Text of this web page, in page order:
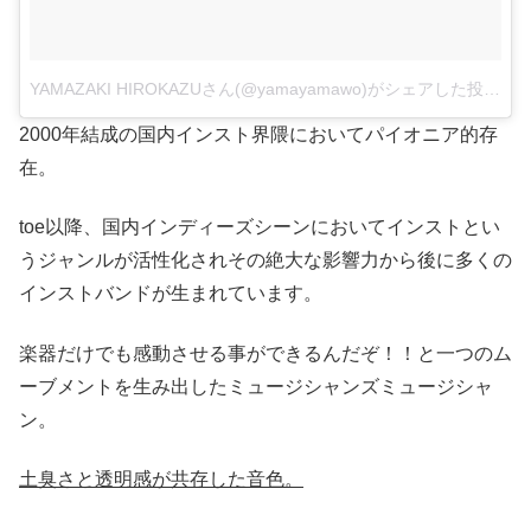
2000年結成の国内インスト界隈においてパイオニア的存
在。
toe以降、国内インディーズシーンにおいてインストとい
うジャンルが活性化されその絶大な影響力から後に多くの
インストバンドが生まれています。
楽器だけでも感動させる事ができるんだぞ！！と一つのム
ーブメントを生み出したミュージシャンズミュージシャ
ン。
土臭さと透明感が共存した音色。